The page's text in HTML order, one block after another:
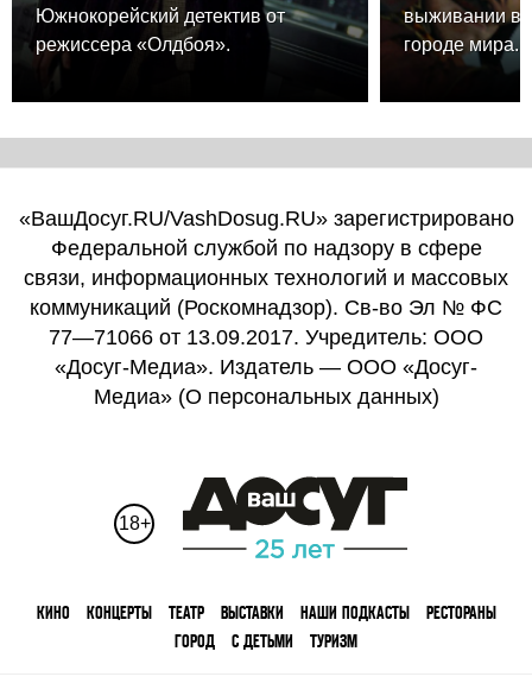
Южнокорейский детектив от
режиссера «Олдбоя».
выживании в
городе мира.
«ВашДосуг.RU/VashDosug.RU» зарегистрировано
Федеральной службой по надзору в сфере
связи, информационных технологий и массовых
коммуникаций (Роскомнадзор). Св-во Эл № ФС
77—71066 от 13.09.2017. Учредитель: ООО
«Досуг-Медиа». Издатель — ООО «Досуг-
Медиа» (О персональных данных)
18+
КИНО КОНЦЕРТЫ ТЕАТР ВЫСТАВКИ НАШИ ПОДКАСТЫ
РЕСТОРАНЫ
ГОРОД
С ДЕТЬМИ ТУРИЗМ